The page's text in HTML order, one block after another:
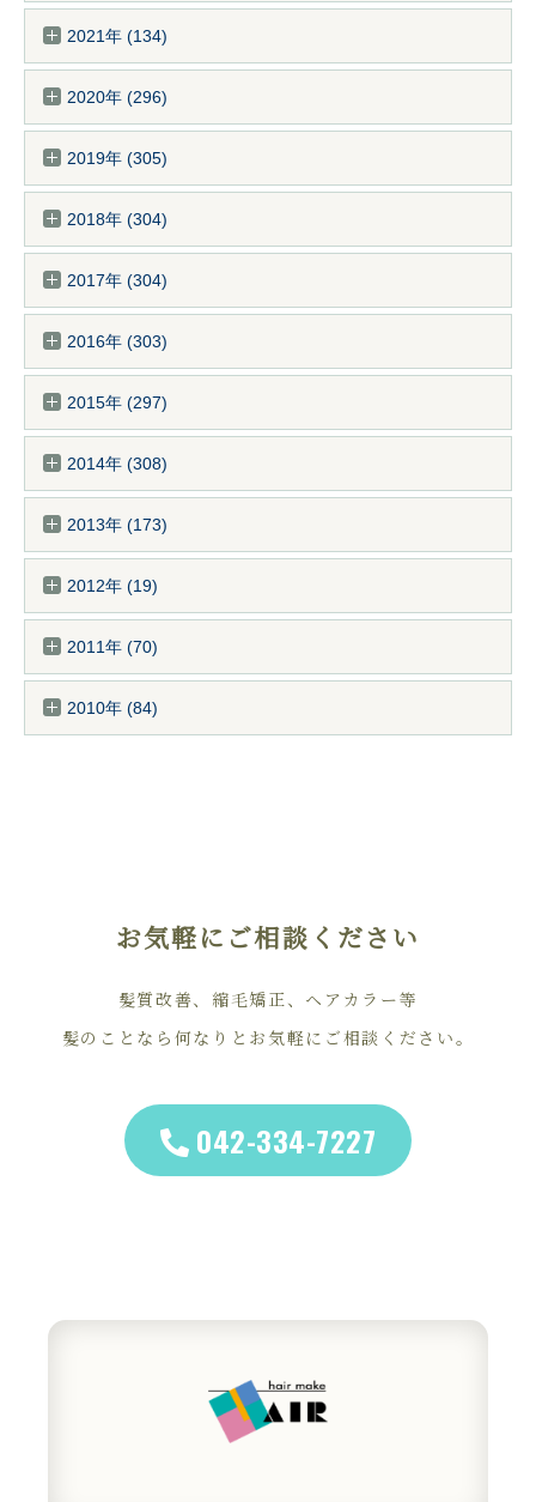
2021年 (134)
2020年 (296)
2019年 (305)
2018年 (304)
2017年 (304)
2016年 (303)
2015年 (297)
2014年 (308)
2013年 (173)
2012年 (19)
2011年 (70)
2010年 (84)
お気軽にご相談ください
髪質改善、縮毛矯正、ヘアカラー等
髪のことなら何なりとお気軽にご相談ください。
042-334-7227